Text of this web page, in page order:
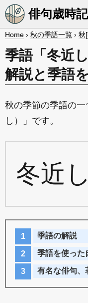
俳句歳時
Home › 秋の季語一覧 › 秋
季語「冬近
解説と季語
秋の季節の季語の
し）」です。
冬近し
季語の解説
季語を使った
有名な俳句、